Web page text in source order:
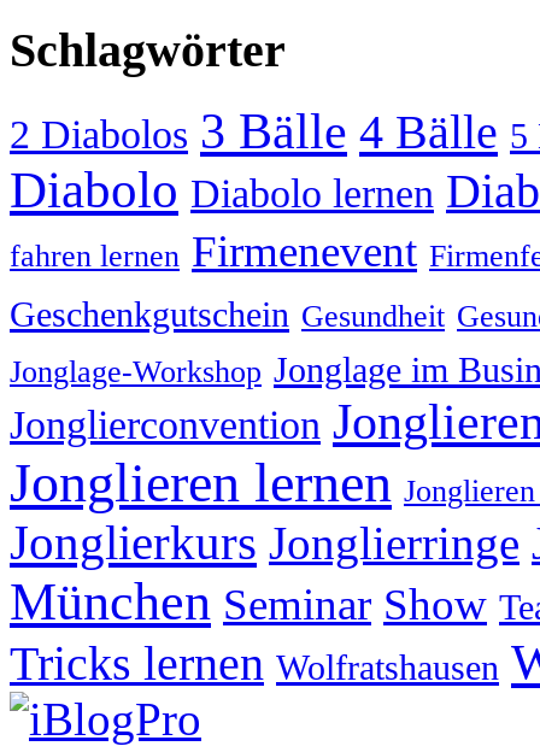
Schlagwörter
2 Diabolos 3 Bälle 4 Bälle 5
Diabolo Diabolo lernen
fahren lernen Firmenevent
Geschenkgutschein Gesundheit
Jonglage-Workshop Jonglage im
Jonglierconvention
Jonglieren lernen
Jonglierkurs Jonglierringe
München Seminar Show
Tricks lernen Wolfratshausen